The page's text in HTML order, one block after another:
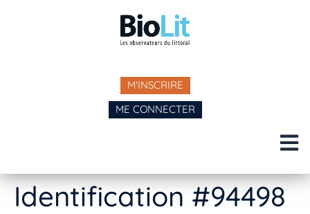
M'INSCRIRE
ME CONNECTER
Identification #94498